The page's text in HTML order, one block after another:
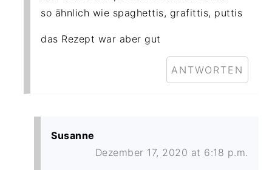
so ähnlich wie spaghettis, grafittis, puttis
das Rezept war aber gut
ANTWORTEN
Susanne
Dezember 17, 2020 at 6:18 p.m.